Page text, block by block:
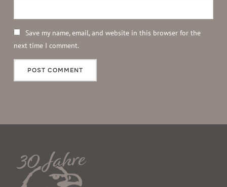
Save my name, email, and website in this browser for the
next time I comment.